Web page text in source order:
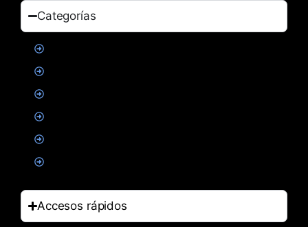
Categorías
Accesos rápidos